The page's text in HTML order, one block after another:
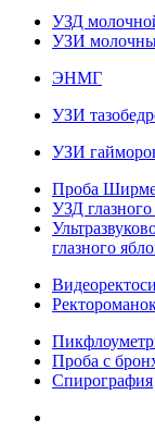
УЗД
УЗИ
ЭНМГ
УЗИ
УЗИ
Проба
УЗД
глазного
Проба с
Спирография